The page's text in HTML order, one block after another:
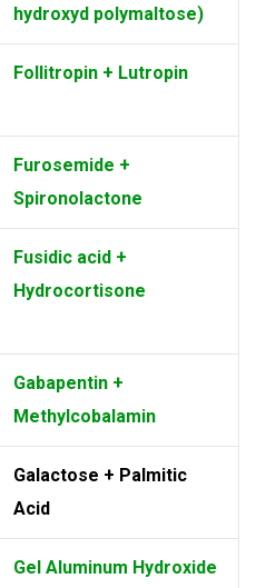
hydroxyd polymaltose)
Follitropin + Lutropin
Furosemide +
Spironolactone
Fusidic acid +
Hydrocortisone
Gabapentin +
Methylcobalamin
Galactose + Palmitic
Acid
Gel Aluminum Hydroxide